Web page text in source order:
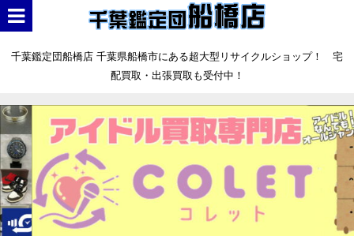
千葉鑑定団船橋店 千葉県船橋市にある超大型リサイクルショップ！ 宅
配買取・出張買取も受付中！